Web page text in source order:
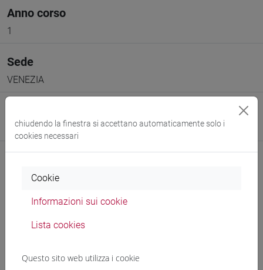
Anno corso
1
Sede
VENEZIA
Link allo spazio del corso
chiudendo la finestra si accettano automaticamente solo i
cookies necessari
Cookie
Informazioni sui cookie
Lista cookies
Questo sito web utilizza i cookie